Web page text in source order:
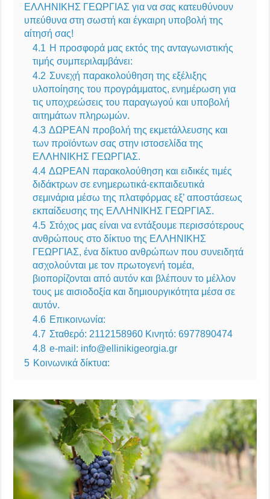
ΕΛΛΗΝΙΚΗΣ ΓΕΩΡΓΙΑΣ για να σας κατευθύνουν
υπεύθυνα στη σωστή και έγκαιρη υποβολή της
αίτησή σας!
4.1 Η προσφορά μας εκτός της ανταγωνιστικής
τιμής συμπεριλαμβάνει:
4.2 Συνεχή παρακολούθηση της εξέλιξης
υλοποίησης του προγράμματος, ενημέρωση για
τις υποχρεώσεις του παραγωγού και υποβολή
αιτημάτων πληρωμών.
4.3 ΔΩΡΕΑΝ προβολή της εκμετάλλευσης και
των προϊόντων σας στην ιστοσελίδα της
ΕΛΛΗΝΙΚΗΣ ΓΕΩΡΓΙΑΣ.
4.4 ΔΩΡΕΑΝ παρακολούθηση και ειδικές τιμές
διδάκτρων σε ενημερωτικά-εκπαιδευτικά
σεμινάρια μέσω της πλατφόρμας εξ’ αποστάσεως
εκπαίδευσης της ΕΛΛΗΝΙΚΗΣ ΓΕΩΡΓΙΑΣ.
4.5 Στόχος μας είναι να εντάξουμε περισσότερους
ανθρώπους στο δίκτυο της ΕΛΛΗΝΙΚΗΣ
ΓΕΩΡΓΙΑΣ, ένα δίκτυο ανθρώπων που συνειδητά
ασχολούνται με τον πρωτογενή τομέα,
βιοπορίζονται από αυτόν και βλέπουν το μέλλον
τους με αισιοδοξία και δημιουργικότητα μέσα σε
αυτόν.
4.6 Επικοινωνία:
4.7 Σταθερό: 2112158960 Κινητό: 6977890474
4.8 e-mail: info@ellinikigeorgia.gr
5 Κοινωνικά δίκτυα: